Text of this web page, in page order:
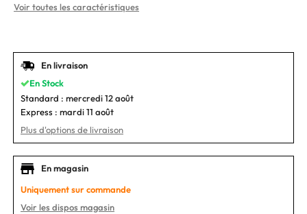
Voir toutes les caractéristiques
En livraison
En Stock
Standard : mercredi 12 août
Express : mardi 11 août
Plus d'options de livraison
En magasin
Uniquement sur commande
Voir les dispos magasin